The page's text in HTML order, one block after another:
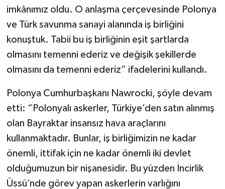
imkânımız oldu. O anlaşma çerçevesinde Polonya
ve Türk savunma sanayi alanında iş birliğini
konuştuk. Tabii bu iş birliğinin eşit şartlarda
olmasını temenni ederiz ve değişik şekillerde
olmasını da temenni ederiz” ifadelerini kullandı.
Polonya Cumhurbaşkanı Nawrocki, şöyle devam
etti: “Polonyalı askerler, Türkiye’den satın alınmış
olan Bayraktar insansız hava araçlarını
kullanmaktadır. Bunlar, iş birliğimizin ne kadar
önemli, ittifak için ne kadar önemli iki devlet
olduğumuzun bir nişanesidir. Bu yüzden İncirlik
Üssü’nde görev yapan askerlerin varlığını